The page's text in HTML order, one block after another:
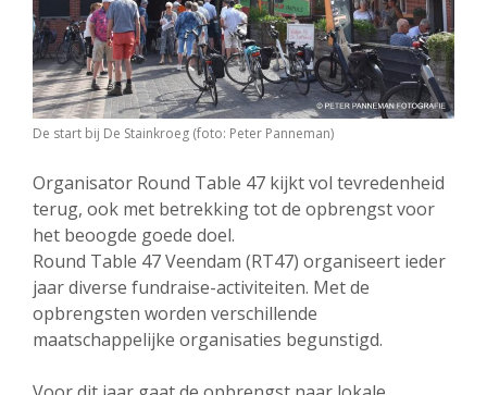
De start bij De Stainkroeg (foto: Peter Panneman)
Organisator Round Table 47 kijkt vol tevredenheid
terug, ook met betrekking tot de opbrengst voor
het beoogde goede doel.
Round Table 47 Veendam (RT47) organiseert ieder
jaar diverse fundraise-activiteiten. Met de
opbrengsten worden verschillende
maatschappelijke organisaties begunstigd.